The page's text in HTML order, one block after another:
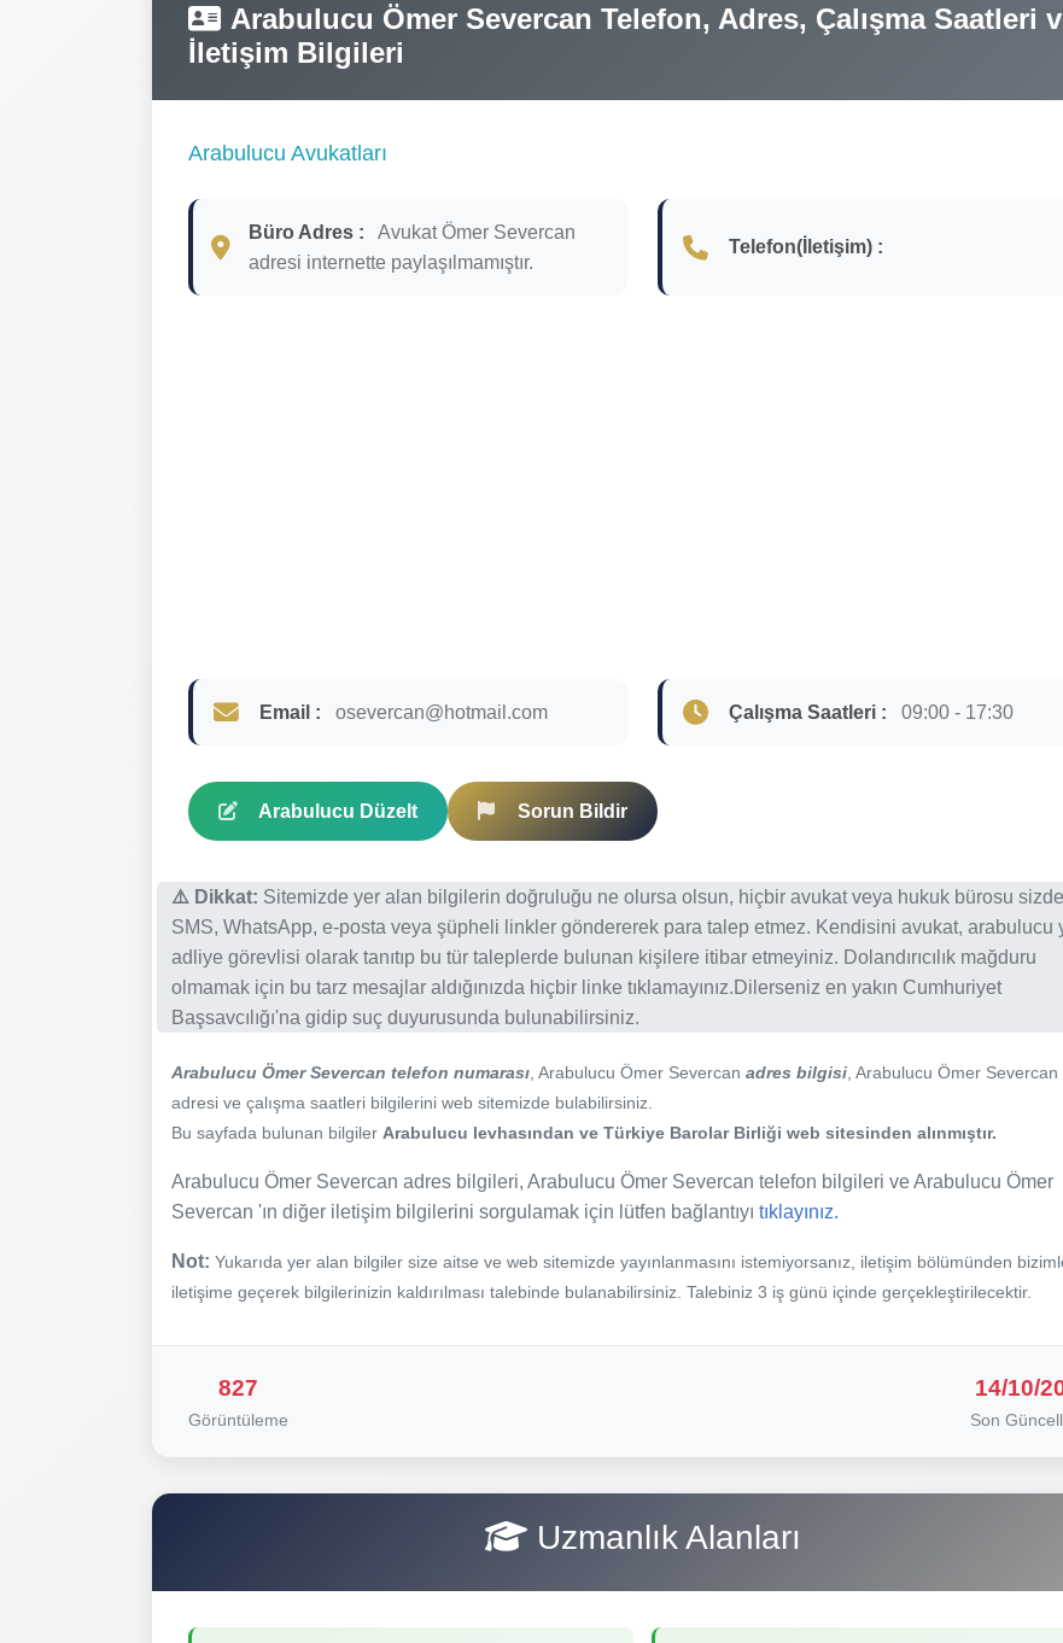
Arabulucu Ömer Severcan Telefon, Adres, Çalışma Saatleri
İletişim Bilgileri
Arabulucu Avukatları
Büro Adres :
Avukat Ömer Severcan
adresi internette paylaşılmamıştır.
Telefon(İletişim) :
Email : osevercan@hotmail.com Çalışma Saatleri : 09:00 - 17:30
Arabulucu Düzelt Sorun Bildir
⚠️ Dikkat: Sitemizde yer alan bilgilerin doğruluğu ne olursa olsun, hiçbir avukat veya hukuk bürosu
SMS, WhatsApp, e-posta veya şüpheli linkler göndererek para talep etmez. Kendisini avukat, arabulucu
adliye görevlisi olarak tanıtıp bu tür taleplerde bulunan kişilere itibar etmeyiniz. Dolandırıcılık mağduru
olmamak için bu tarz mesajlar aldığınızda hiçbir linke tıklamayınız.Dilerseniz en yakın Cumhuriyet
Başsavcılığı'na gidip suç duyurusunda bulunabilirsiniz.
Arabulucu Ömer Severcan telefon numarası , Arabulucu Ömer Severcan adres bilgisi , Arabulucu Ömer Severcan
adresi ve çalışma saatleri bilgilerini web sitemizde bulabilirsiniz.
Bu sayfada bulunan bilgiler Arabulucu levhasından ve Türkiye Barolar Birliği web sitesinden alınmıştır.
Arabulucu Ömer Severcan adres bilgileri, Arabulucu Ömer Severcan telefon bilgileri ve Arabulucu Ömer
Severcan 'ın diğer iletişim bilgilerini sorgulamak için lütfen bağlantıyı tıklayınız.
Not: Yukarıda yer alan bilgiler size aitse ve web sitemizde yayınlanmasını istemiyorsanız, iletişim bölümünden
iletişime geçerek bilgilerinizin kaldırılması talebinde bulanabilirsiniz. Talebiniz 3 iş günü içinde gerçekleştirilecektir.
827
Görüntüleme
14/10/
Son
Uzmanlık Alanları